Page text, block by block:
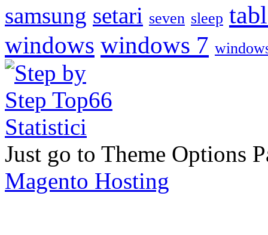
samsung setari seven sleep
windows windows 7
Just go to Theme Options
Magento Hosting